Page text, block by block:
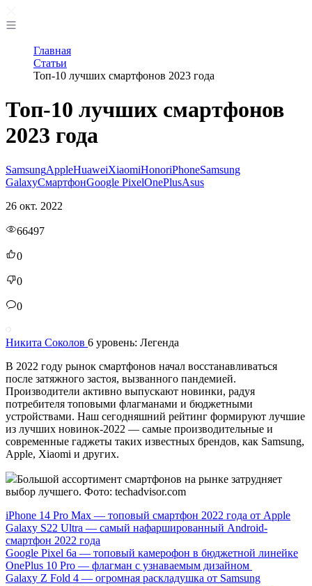
Главная
Статьи
Топ-10 лучших смартфонов 2023 года
Топ-10 лучших смартфонов
2023 года
SamsungAppleHuaweiXiaomiHonoriPhoneSamsung
GalaxyСмартфонGoogle PixelOnePlusAsus
26 окт. 2022
66497
0
0
0
Никита Соколов 6 уровень: Легенда
В 2022 году рынок смартфонов начал восстанавливаться
после затяжного застоя, вызванного пандемией.
Производители активно выпускают новинки, радуя
потребителя топовыми флагманами и бюджетными
устройствами. Наш сегодняшний рейтинг формируют лучшие
из лучших новинок-2022 — самые производительные и
современные гаджеты таких известных брендов, как Samsung,
Apple, Xiaomi и других.
Большой ассортимент смартфонов на рынке затрудняет
выбор лучшего. Фото: techadvisor.com
iPhone 14 Pro Max — топовый смартфон 2022 года от Apple
Galaxy S22 Ultra — самый нафаршированный Android-
смартфон 2022 года
Google Pixel 6a — топовый камерофон в бюджетной линейке
OnePlus 10 Pro — флагман с узнаваемым дизайном
Galaxy Z Fold 4 — огромная раскладушка от Samsung